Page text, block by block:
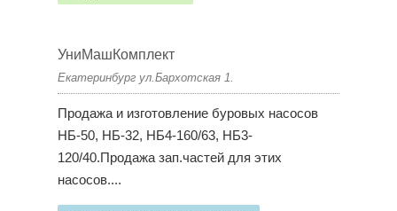
УниМашКомплект
Екатеринбург ул.Бархотская 1.
Продажа и изготовление буровых насосов
НБ-50, НБ-32, НБ4-160/63, НБ3-
120/40.Продажа зап.частей для этих
насосов....